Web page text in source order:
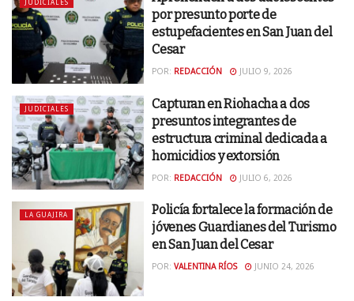
JUDICIALES
por presunto porte de
estupefacientes en San Juan del
Cesar
POR: REDACCIÓN JULIO 9, 2026
JUDICIALES
Capturan en Riohacha a dos
presuntos integrantes de
estructura criminal dedicada a
homicidios y extorsión
POR: REDACCIÓN JULIO 6, 2026
LA GUAJIRA
Policía fortalece la formación de
jóvenes Guardianes del Turismo
en San Juan del Cesar
POR: VALENTINA RÍOS JUNIO 24, 2026